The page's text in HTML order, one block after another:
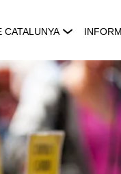
CATALUNYA